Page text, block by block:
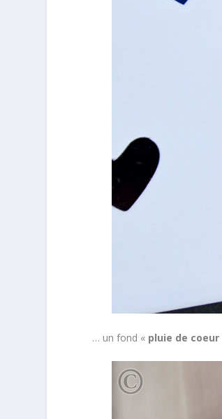
… un fond « pluie de coeur